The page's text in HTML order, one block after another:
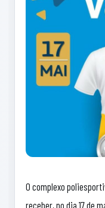
O complexo
receber, no dia 17 de